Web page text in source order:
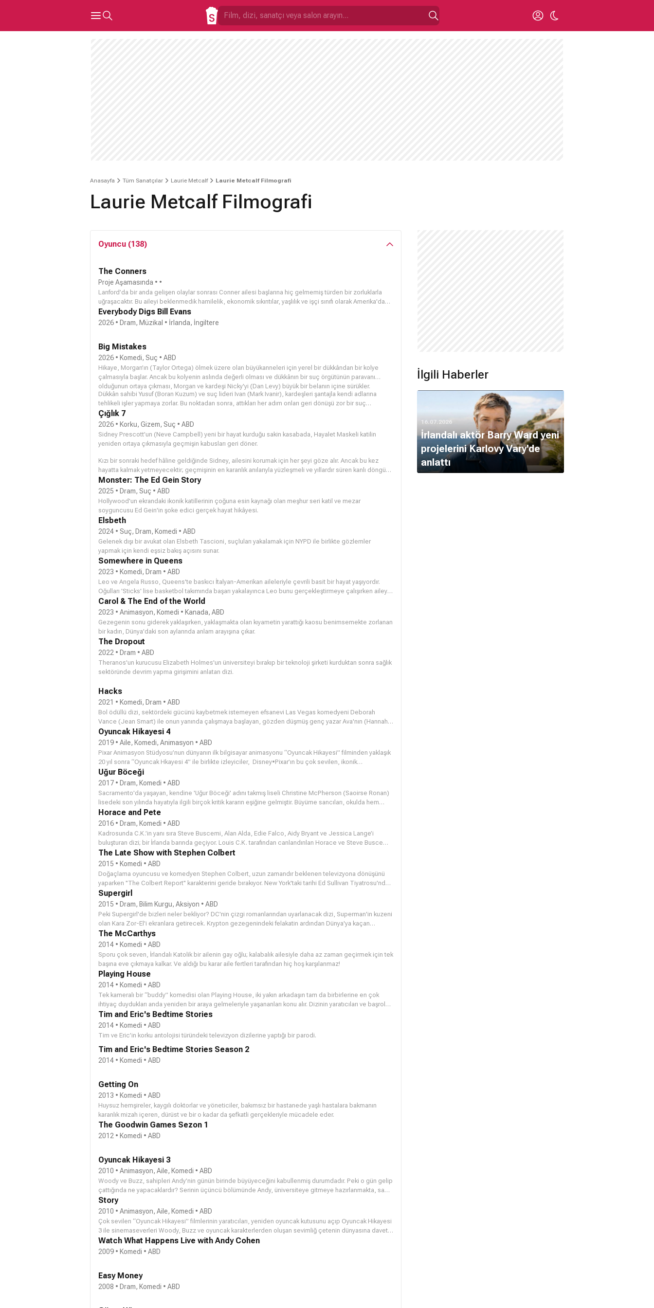
Anasayfa Tüm Sanatçılar Laurie Metcalf Laurie Metcalf Filmografi
Laurie Metcalf Filmografi
Oyuncu (138)
The Conners
Proje Aşamasında • •
Lanford’da bir anda gelişen olaylar sonrası Conner ailesi başlarına hiç gelmemiş türden bir zorluklarla
uğraşacaktır. Bu aileyi beklenmedik hamilelik, ekonomik sıkıntılar, yaşlılık ve işçi sınıfı olarak Amerika'da
yaşamanın hukuki zorlukları beklemektedir. Bütün bu zorluklara, kavgalara, kesilen kuponlara, 2. el
eşyalara ve ayrılıklara rağmen bu aile sevgi, mizah ve azimle her şeyin üstesinden gelecektir.
Everybody Digs Bill Evans
2026 • Dram, Müzikal • İrlanda, İngiltere
Big Mistakes
2026 • Komedi, Suç • ABD
Hikaye, Morgan’ın (Taylor Ortega) ölmek üzere olan büyükanneleri için yerel bir dükkândan bir kolye
çalmasıyla başlar. Ancak bu kolyenin aslında değerli olması ve dükkânın bir suç örgütünün paravanı
olduğunun ortaya çıkması, Morgan ve kardeşi Nicky'yi (Dan Levy) büyük bir belanın içine sürükler.
Dükkân sahibi Yusuf (Boran Kuzum) ve suç lideri Ivan (Mark Ivanir), kardeşleri şantajla kendi adlarına
tehlikeli işler yapmaya zorlar. Bu noktadan sonra, attıkları her adım onları geri dönüşü zor bir suç
sarmalının içine çeker.
Çığlık 7
2026 • Korku, Gizem, Suç • ABD
Sidney Prescott’un (Neve Campbell ) yeni bir hayat kurduğu sakin kasabada, Hayalet Maskeli katilin
yeniden ortaya çıkmasıyla geçmişin kabusları geri döner.
Kızı bir sonraki hedef hâline geldiğinde Sidney, ailesini korumak için her şeyi göze alır. Ancak bu kez
hayatta kalmak yetmeyecektir; geçmişinin en karanlık anılarıyla yüzleşmeli ve yıllardır süren kanlı döngüyü
sonsuza dek sona erdirmelidir.
Monster: The Ed Gein Story
2025 • Dram, Suç • ABD
Hollywood'un ekrandaki ikonik katillerinin çoğuna esin kaynağı olan meşhur seri katil ve mezar
soyguncusu Ed Gein'in şoke edici gerçek hayat hikâyesi.
Elsbeth
2024 • Suç, Dram, Komedi • ABD
Gelenek dışı bir avukat olan Elsbeth Tascioni, suçluları yakalamak için NYPD ile birlikte gözlemler
yapmak için kendi eşsiz bakış açısını sunar.
Somewhere in Queens
2023 • Komedi, Dram • ABD
Leo ve Angela Russo, Queens'te baskıcı İtalyan-Amerikan aileleriyle çevrili basit bir hayat yaşıyordır.
Oğulları 'Sticks' lise basketbol takımında başarı yakalayınca Leo bunu gerçekleştirmeye çalışırken aileyi
paramparça eder.
Carol & The End of the World
2023 • Animasyon, Komedi • Kanada, ABD
Gezegenin sonu giderek yaklaşırken, yaklaşmakta olan kıyametin yarattığı kaosu benimsemekte zorlanan
bir kadın, Dünya'daki son aylarında anlam arayışına çıkar.
The Dropout
2022 • Dram • ABD
Theranos'un kurucusu Elizabeth Holmes'un üniversiteyi bırakıp bir teknoloji şirketi kurduktan sonra sağlık
sektöründe devrim yapma girişimini anlatan dizi.
Hacks
2021 • Komedi, Dram • ABD
Bol ödüllü dizi, sektördeki gücünü kaybetmek istemeyen efsanevi Las Vegas komedyeni Deborah
Vance (Jean Smart) ile onun yanında çalışmaya başlayan, gözden düşmüş genç yazar Ava'nın (Hannah
Einbinder) hikayesini anlatıyor.
Oyuncak Hikayesi 4
2019 • Aile, Komedi, Animasyon • ABD
Pixar Animasyon Stüdyosu’nun dünyanın ilk bilgisayar animasyonu “Oyuncak Hikayesi” filminden yaklaşık
20 yıl sonra “Oyuncak Hkayesi 4” ile birlikte izleyiciler, Disney•Pixar’ın bu çok sevilen, ikonik
karakterleriyle tekrar buluşuyor. “Oyuncak Hikayesi” ve “Oyuncak Hikayesi 2” filmlerinin yönetmeni John
Lassater; Woody, Buzz Işıkyılı ve diğer tüm oyuncakların hayatlarındaki yeni bir sayfayı açan filmin
yönetmen koltuğunda oturuyor. Filmin senaryosu, üç Oyuncak Hikayesi filminin de yazarları olan
Lasseter, Andrew Stanton, Pete Docter ve Lee Unkrich tarafından yazılıyor. Filmin 21 Haziran 2019 yılında
vizyona girmesi bekleniyor. Filmin hayranlarının yaptığı bir fragmanı izlemektesiniz.
Uğur Böceği
2017 • Dram, Komedi • ABD
Sacramento'da yaşayan, kendine 'Uğur Böceği' adını takmış liseli Christine McPherson (Saoirse Ronan)
lisedeki son yılında hayatıyla ilgili birçok kritik kararın eşiğine gelmiştir. Büyüme sancıları, okulda hem
akademik, hem sosyal olarak yaşadığı zorluklar ve yaklaşan üniversite tercihinin yanında annesi Marion'la
(Laurie Metcalf) yaşadığı gelgitli ilişki 'Uğur Böceği'ni strese sokmaktadır. Annesinin California'da
kalmasına yönelik tüm ikna çabasına rağmen oradan uzaklaşmak, New York'ta bir üniversiteye gitmek
istemektedir.
Horace and Pete
2016 • Dram, Komedi • ABD
Kadrosunda C.K.’in yanı sıra Steve Buscemi, Alan Alda, Edie Falco, Aidy Bryant ve Jessica Lange’i
buluşturan dizi; bir İrlanda barında geçiyor. Louis C.K. tarafından canlandırılan Horace ve Steve Buscemi
tarafından canlandırılan Pete; bölüm boyunca gündelik haberlerden, yaklaşan seçimlerden ve Super
Bowl’dan konuşuyorlar.
The Late Show with Stephen Colbert
2015 • Komedi • ABD
Doğaçlama oyuncusu ve komedyen Stephen Colbert, uzun zamandır beklenen televizyona dönüşünü
yaparken "The Colbert Report" karakterini geride bırakıyor. New York'taki tarihi Ed Sullivan Tiyatrosu'nda
kaydedilen The Late Show franchise redux'un ev sahibi olarak Colbert, aktörler, sporcular, politikacılar,
çizgi romanlar, sanatçılar ve müzisyenlerle ilk kez kendisi olarak konuşuyor. Bununla birlikte, sadık
hayranlar, Colbert'in eski girişiminden yazı ve dijital ekibinin birçok üyesi tarafından desteklenmeye
devam ettiği için tutarlılık muamelesi görecek. Julliard tarafından eğitilmiş Jon Batiste, grup lideri olarak
görev yapıyor.
Supergirl
2015 • Dram, Bilim Kurgu, Aksiyon • ABD
Peki Supergirl'de bizleri neler bekliyor? DC'nin çizgi romanlarından uyarlanacak dizi, Superman'in kuzeni
olan Kara Zor-El'i ekranlara getirecek. Krypton gezegenindeki felakatin ardından Dünya'ya kaçan
kahramanımız, farklı bir kimlikle yaşayacak. 24 yaşına geldiğinde güçlerini kabullenen Kara, olması
gerektiği gibi bir süper kahramana dönüşecek.
The McCarthys
2014 • Komedi • ABD
Sporu çok seven, İrlandalı Katolik bir ailenin gay oğlu; kalabalık ailesiyle daha az zaman geçirmek için tek
başına eve çıkmaya kalkar. Ve aldığı bu karar aile fertleri tarafından hiç hoş karşılanmaz!
Playing House
2014 • Komedi • ABD
Tek kameralı bir “buddy” komedisi olan Playing House, iki yakın arkadaşın tam da birbirlerine en çok
ihtiyaç duydukları anda yeniden bir araya gelmeleriyle yaşananları konu alır. Dizinin yaratıcıları ve başrol
oyuncularının gerçek hayattaki sıkı dostluğundan ilham alan yapım, anne olmaya hazırlanan Maggie’nin,
yurt dışındaki işinden dönmesini isteyerek bekârlığa ve kariyerine odaklı en yakın arkadaşı Emma’yı bebek
partisine çağırmasıyla başlar. Ancak Maggie, kendisini aslında bambaşka sürprizlerin beklediğinden
Tim and Eric's Bedtime Stories
2014 • Komedi • ABD
Tim ve Eric’in korku antolojisi türündeki televizyon dizilerine yaptığı bir parodi.
Tim and Eric's Bedtime Stories Season 2
2014 • Komedi • ABD
Getting On
2013 • Komedi • ABD
Huysuz hemşireler, kaygılı doktorlar ve yöneticiler, bakımsız bir hastanede yaşlı hastalara bakmanın
karanlık mizah içeren, dürüst ve bir o kadar da şefkatli gerçekleriyle mücadele eder.
The Goodwin Games Sezon 1
2012 • Komedi • ABD
Oyuncak Hikayesi 3
2010 • Animasyon, Aile, Komedi • ABD
Woody ve Buzz, sahipleri Andy’nin günün birinde büyüyeceğini kabullenmiş durumdadır. Peki o gün gelip
çattığında ne yapacaklardır? Serinin üçüncü bölümünde Andy, üniversiteye gitmeye hazırlanmakta, sadık
oyuncakları ise belirsiz gelecekleri yüzünden endişe içindedir.
Story
2010 • Animasyon, Aile, Komedi • ABD
Çok sevilen “Oyuncak Hikayesi” filmlerinin yaratıcıları, yeniden oyuncak kutusunu açıp Oyuncak Hikayesi
3 ile sinemaseverleri Woody, Buzz ve oyuncak karakterlerden oluşan sevimliğ çetenin dünyasına davet
ediyor. Serinin üçüncü bölümünde Andy, üniversiteye gitmeye hazırlanmaktadır, sandık oyuncakları ise
belirsiz gelecekleri yüzünden endişe içinde kalır.
Watch What Happens Live with Andy Cohen
2009 • Komedi • ABD
Easy Money
2008 • Dram, Komedi • ABD
İlgili Haberler
16.07.2026
İrlandalı aktör Barry Ward yeni
projelerini Karlovy Vary'de
anlattı